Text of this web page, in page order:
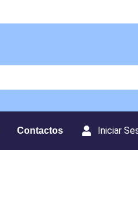
Contactos Iniciar